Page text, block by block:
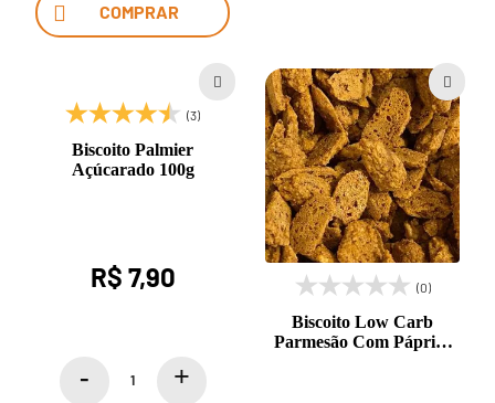
COMPRAR
(3)
Biscoito Palmier
Açúcarado 100g
R$ 7,90 (0)
Biscoito Low Carb
Parmesão Com Páprica